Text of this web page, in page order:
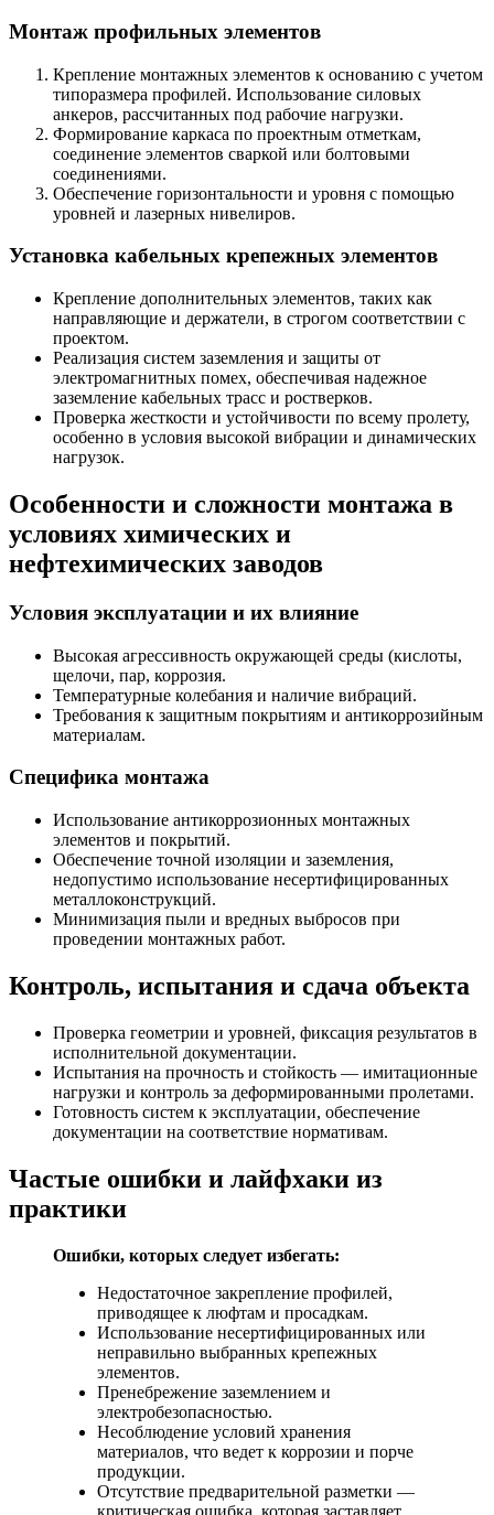
Монтаж профильных элементов
Крепление монтажных элементов к основанию с учетом
типоразмера профилей. Использование силовых
анкеров, рассчитанных под рабочие нагрузки.
Формирование каркаса по проектным отметкам,
соединение элементов сваркой или болтовыми
соединениями.
Обеспечение горизонтальности и уровня с помощью
уровней и лазерных нивелиров.
Установка кабельных крепежных элементов
Крепление дополнительных элементов, таких как
направляющие и держатели, в строгом соответствии с
проектом.
Реализация систем заземления и защиты от
электромагнитных помех, обеспечивая надежное
заземление кабельных трасс и ростверков.
Проверка жесткости и устойчивости по всему пролету,
особенно в условия высокой вибрации и динамических
нагрузок.
Особенности и сложности монтажа в
условиях химических и
нефтехимических заводов
Условия эксплуатации и их влияние
Высокая агрессивность окружающей среды (кислоты,
щелочи, пар, коррозия.
Температурные колебания и наличие вибраций.
Требования к защитным покрытиям и антикоррозийным
материалам.
Специфика монтажа
Использование антикоррозионных монтажных
элементов и покрытий.
Обеспечение точной изоляции и заземления,
недопустимо использование несертифицированных
металлоконструкций.
Минимизация пыли и вредных выбросов при
проведении монтажных работ.
Контроль, испытания и сдача объекта
Проверка геометрии и уровней, фиксация результатов в
исполнительной документации.
Испытания на прочность и стойкость — имитационные
нагрузки и контроль за деформированными пролетами.
Готовность систем к эксплуатации, обеспечение
документации на соответствие нормативам.
Частые ошибки и лайфхаки из
практики
Ошибки, которых следует избегать:
Недостаточное закрепление профилей,
приводящее к люфтам и просадкам.
Использование несертифицированных или
неправильно выбранных крепежных
элементов.
Пренебрежение заземлением и
электробезопасностью.
Несоблюдение условий хранения
материалов, что ведет к коррозии и порче
продукции.
Отсутствие предварительной разметки —
критическая ошибка, которая заставляет